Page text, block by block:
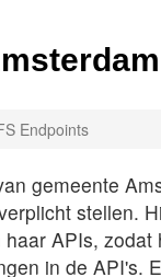
Endpoints
gemeente
stellen.
APIs,
in de API's.